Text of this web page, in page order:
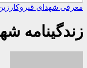
معرفی شهدای
زندگینامه